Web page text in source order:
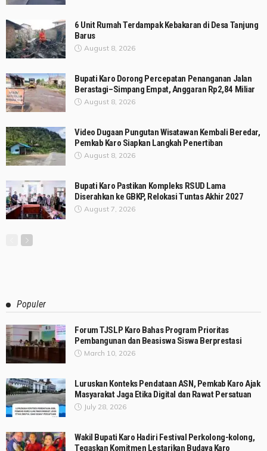
6 Unit Rumah Terdampak Kebakaran di Desa Tanjung
Barus
August 8, 2026
Bupati Karo Dorong Percepatan Penanganan Jalan
Berastagi–Simpang Empat, Anggaran Rp2,84 Miliar
August 8, 2026
Video Dugaan Pungutan Wisatawan Kembali Beredar,
Pemkab Karo Siapkan Langkah Penertiban
August 8, 2026
Bupati Karo Pastikan Kompleks RSUD Lama
Diserahkan ke GBKP, Relokasi Tuntas Akhir 2027
August 7, 2026
Populer
Forum TJSLP Karo Bahas Program Prioritas
Pembangunan dan Beasiswa Siswa Berprestasi
March 10, 2026
Luruskan Konteks Pendataan ASN, Pemkab Karo Ajak
Masyarakat Jaga Etika Digital dan Rawat Persatuan
July 28, 2026
Wakil Bupati Karo Hadiri Festival Perkolong-kolong,
Tegaskan Komitmen Lestarikan Budaya Karo